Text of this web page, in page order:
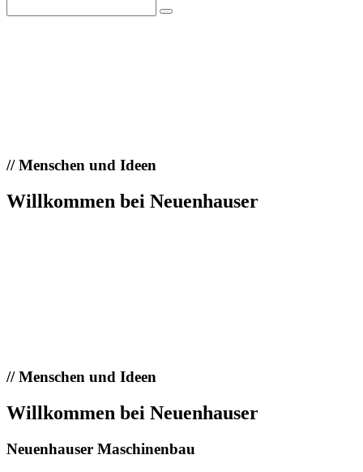
//Menschen und Ideen
Willkommen bei Neuenhauser
//Menschen und Ideen
Willkommen bei Neuenhauser
Neuenhauser Maschinenbau